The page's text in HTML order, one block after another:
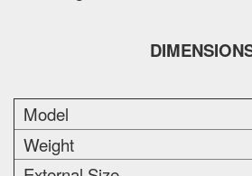
Model
Weight